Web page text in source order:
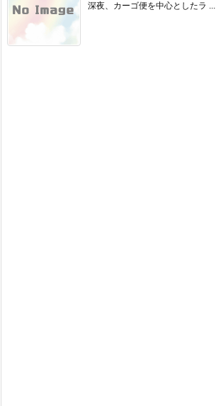
深夜、カーゴ便を中心としたラ ...